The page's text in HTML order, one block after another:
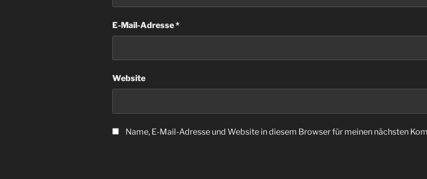
E-Mail-Adresse*
Website
Name, E-Mail-Adresse und Website in diesem Browser für meinen nächsten